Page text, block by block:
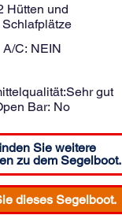
Hütten und
Schlafplätze
A/C: NEIN
Sehr gut
Bar: No
Sie weitere
zu dem Segelboot.
dieses Segelboot.